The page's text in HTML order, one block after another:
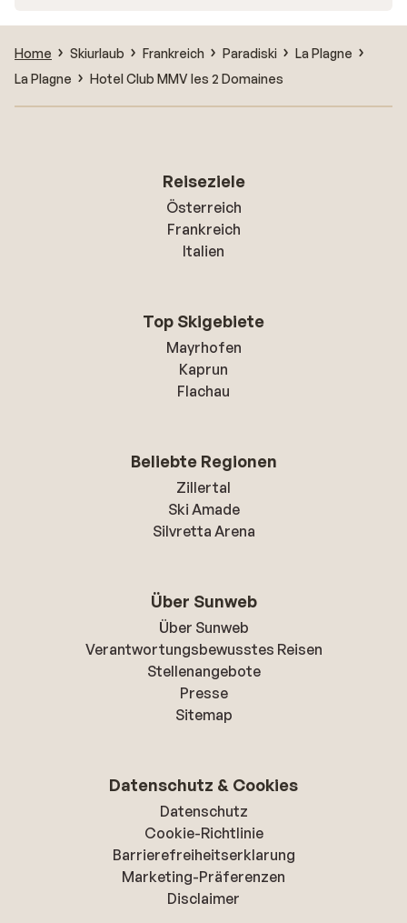
Home Skiurlaub Frankreich Paradiski
La Plagne
La Plagne
Hotel Club MMV les 2 Domaines
Reiseziele
Österreich
Frankreich
Italien
Top Skigebiete
Mayrhofen
Kaprun
Flachau
Beliebte Regionen
Zillertal
Ski Amade
Silvretta Arena
Über Sunweb
Über Sunweb
Verantwortungsbewusstes Reisen
Stellenangebote
Presse
Sitemap
Datenschutz & Cookies
Datenschutz
Cookie-Richtlinie
Barrierefreiheitserklarung
Marketing-Präferenzen
Disclaimer